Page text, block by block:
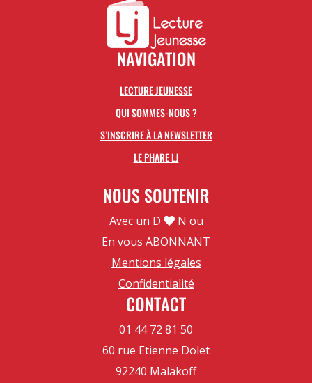
NAVIGATION
LECTURE JEUNESSE
QUI SOMMES-NOUS ?
S’INSCRIRE À LA NEWSLETTER
LE PHARE LJ
NOUS SOUTENIR
Avec un D
N ou
En vous ABONNANT
Mentions légales
Confidentialité
CONTACT
01 44 72 81 50
60 rue Etienne Dolet
92240 Malakoff